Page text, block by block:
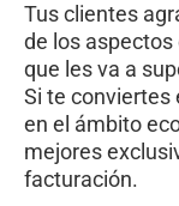
Tus clientes
de los
que les va a
Si te conviertes
en el ámbito
mejores
facturación.